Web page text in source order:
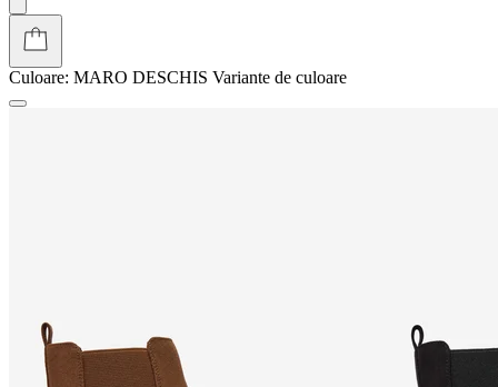
Culoare: MARO DESCHIS Variante de culoare